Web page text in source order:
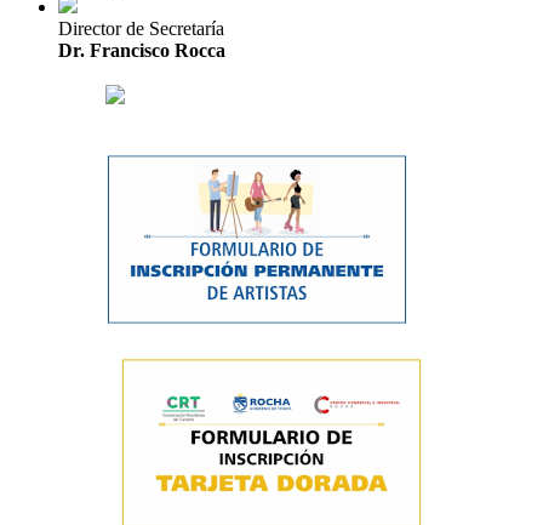
Director de Secretaría
Dr. Francisco Rocca